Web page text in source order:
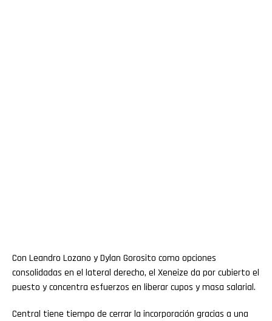
Con Leandro Lozano y Dylan Gorosito como opciones
consolidadas en el lateral derecho, el Xeneize da por cubierto el
puesto y concentra esfuerzos en liberar cupos y masa salarial.
Central tiene tiempo de cerrar la incorporación gracias a una